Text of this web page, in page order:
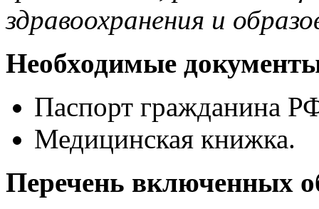
здравоохранения и
Необходимые
Паспорт гражданина
Медицинская книжка.
Перечень включенных